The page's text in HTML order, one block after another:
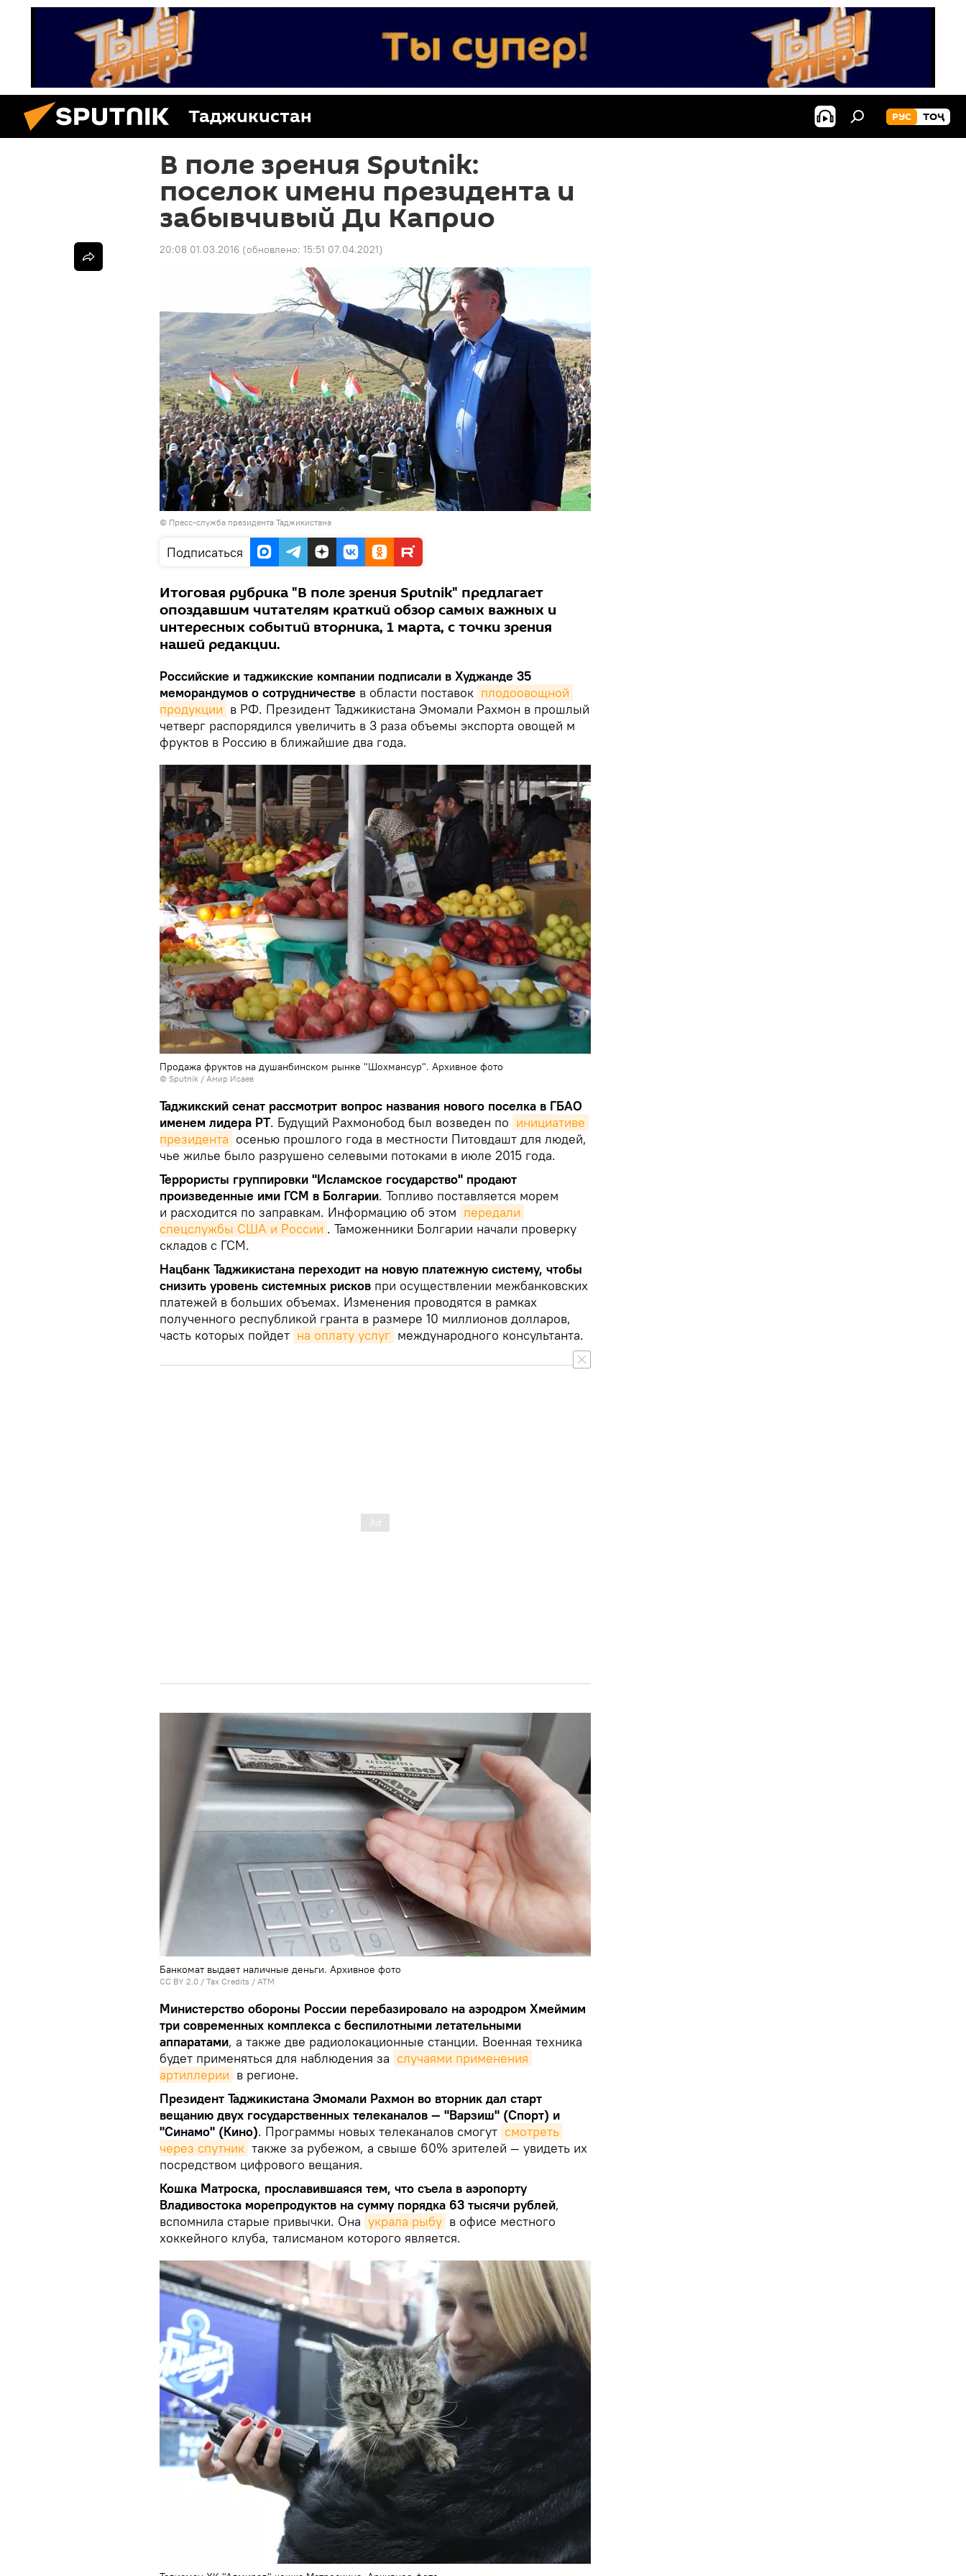
Таджикистан РУС ТОҶ
В поле зрения Sputnik:
поселок имени президента и
забывчивый Ди Каприо
20:08 01.03.2016 (обновлено: 15:51 07.04.2021)
© Пресс-служба президента Таджикистана
Подписаться
Итоговая рубрика "В поле зрения Sputnik" предлагает
опоздавшим читателям краткий обзор самых важных и
интересных событий вторника, 1 марта, с точки зрения
нашей редакции.
Российские и таджикские компании подписали в Худжанде 35
меморандумов о сотрудничестве в области поставок плодоовощной
продукции в РФ. Президент Таджикистана Эмомали Рахмон в прошлый
четверг распорядился увеличить в 3 раза объемы экспорта овощей м
фруктов в Россию в ближайшие два года.
Продажа фруктов на душанбинском рынке "Шохмансур". Архивное фото
© Sputnik / Амир Исаев
Таджикский сенат рассмотрит вопрос названия нового поселка в ГБАО
именем лидера РТ. Будущий Рахмонобод был возведен по инициативе
президента осенью прошлого года в местности Питовдашт для людей,
чье жилье было разрушено селевыми потоками в июле 2015 года.
Террористы группировки "Исламское государство" продают
произведенные ими ГСМ в Болгарии. Топливо поставляется морем
и расходится по заправкам. Информацию об этом передали
спецслужбы США и России . Таможенники Болгарии начали проверку
складов с ГСМ.
Нацбанк Таджикистана переходит на новую платежную систему, чтобы
снизить уровень системных рисков при осуществлении межбанковских
платежей в больших объемах. Изменения проводятся в рамках
полученного республикой гранта в размере 10 миллионов долларов,
часть которых пойдет на оплату услуг международного консультанта.
Банкомат выдает наличные деньги. Архивное фото
CC BY 2.0 / Tax Credits / ATM
Министерство обороны России перебазировало на аэродром Хмеймим
три современных комплекса с беспилотными летательными
аппаратами, а также две радиолокационные станции. Военная техника
будет применяться для наблюдения за случаями применения
артиллерии в регионе.
Президент Таджикистана Эмомали Рахмон во вторник дал старт
вещанию двух государственных телеканалов — "Варзиш" (Спорт) и
"Синамо" (Кино). Программы новых телеканалов смогут смотреть
через спутник также за рубежом, а свыше 60% зрителей — увидеть их
посредством цифрового вещания.
Кошка Матроска, прославившаяся тем, что съела в аэропорту
Владивостока морепродуктов на сумму порядка 63 тысячи рублей,
вспомнила старые привычки. Она украла рыбу в офисе местного
хоккейного клуба, талисманом которого является.